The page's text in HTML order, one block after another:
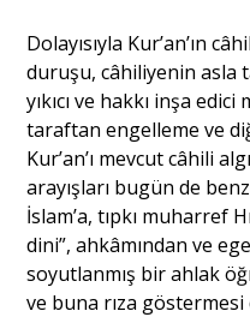
Dolayısıyla Kur’an’ın
duruşu, câhiliyenin asla
yıkıcı ve hakkı inşa
taraftan engelleme ve
Kur’an’ı mevcut câhili
arayışları bugün de
İslam’a, tıpkı muharref
dini”, ahkâmından ve
soyutlanmış bir ahlak
ve buna rıza göstermesi